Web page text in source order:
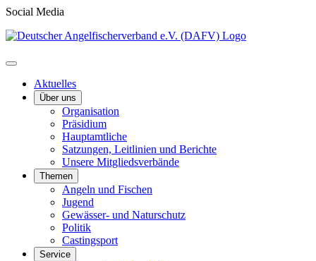
Social Media
Aktuelles
Über uns
Organisation
Präsidium
Hauptamtliche
Satzungen, Leitlinien und Berichte
Unsere Mitgliedsverbände
Themen
Angeln und Fischen
Jugend
Gewässer- und Naturschutz
Politik
Castingsport
Service